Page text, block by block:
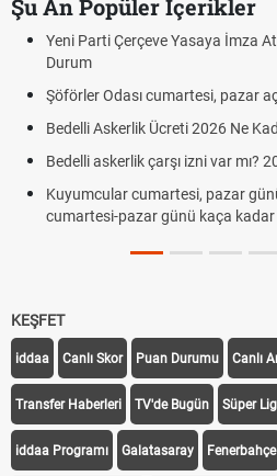
Şu An Popüler İçerikler
Yeni Parti Çerçeve Yasaya İmza
Durum
Şöförler Odası cumartesi, pazar
Bedelli Askerlik Ücreti 2026 Ne
Bedelli askerlik çarşı izni var mı?
Kuyumcular cumartesi, pazar
cumartesi-pazar günü kaça kadar
KEŞFET
iddaa Canlı Skor Puan Durumu Canlı
Transfer Haberleri TV'de Bugün Süper
iddaa Programı Galatasaray Fenerbahçe